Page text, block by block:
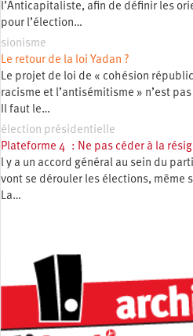
l’Anticapitaliste, afin de définir les
pour l’élection…
sionisme
Le retour de la loi Yadan ?
Le projet de loi de « cohésion
racisme et l’antisémitisme » n’est
Il faut le…
élection présidentielle
Plateforme 4 : Ne pas céder à la
l y a un accord général au sein du
vont se dérouler les élections, même
La…